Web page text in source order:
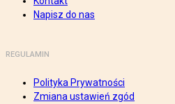
Napisz do nas
REGULAMIN
Polityka Prywatności
Zmiana ustawień zgód